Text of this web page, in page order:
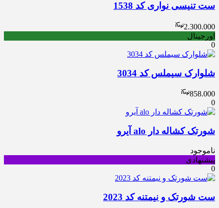
ست تنیسی نواری کد 1538
2.300.000
اورجینال
0
شلوارک سیملس کد 3034
858.000
0
شورتک کشاله دار alo آیرو
ناموجود
پیشنهادی
0
ست شورتک و نیمتنه کد 2023